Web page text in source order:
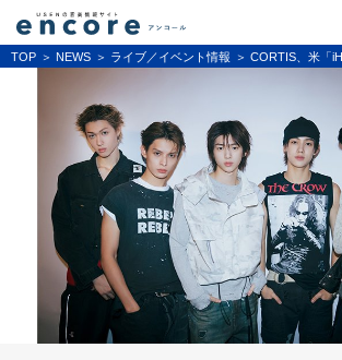
TOP NEWS ライブ／イベント情報 CORTIS、米「